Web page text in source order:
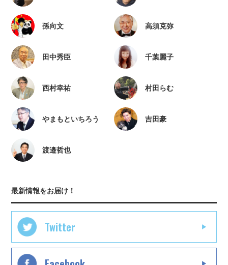
孫向文 高須克弥
田中秀臣 千葉麗子
西村幸祐 村田らむ
やまもといちろう 吉田豪
渡邉哲也
最新情報をお届け！
Twitter